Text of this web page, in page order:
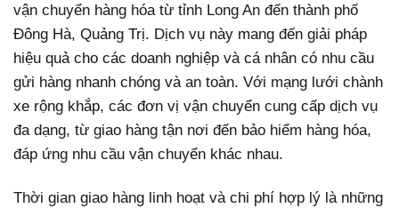
vận chuyển hàng hóa từ tỉnh Long An đến thành phố
Đông Hà, Quảng Trị. Dịch vụ này mang đến giải pháp
hiệu quả cho các doanh nghiệp và cá nhân có nhu cầu
gửi hàng nhanh chóng và an toàn. Với mạng lưới chành
xe rộng khắp, các đơn vị vận chuyển cung cấp dịch vụ
đa dạng, từ giao hàng tận nơi đến bảo hiểm hàng hóa,
đáp ứng nhu cầu vận chuyển khác nhau.
Thời gian giao hàng linh hoạt và chi phí hợp lý là những